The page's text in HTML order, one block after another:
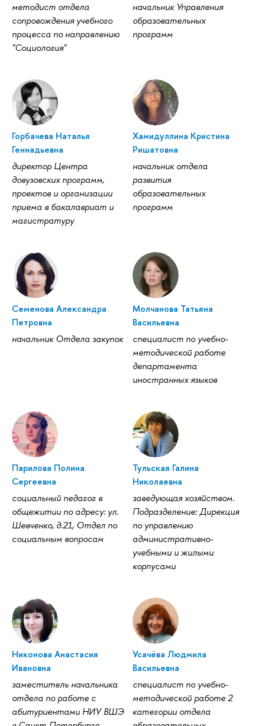
методист отдела
сопровождения учебного
процесса по направлению
"Социология"
начальник Управления
образовательных
программ
Горбачева Наталья
Геннадьевна
директор Центра
довузовских программ,
проектов и организации
приема в бакалавриат и
магистратуру
Хамидуллина Кристина
Ришатовна
начальник отдела
развития
образовательных
программ
Семенова Александра
Петровна
начальник Отдела закупок
Молчанова Татьяна
Васильевна
специалист по учебно-
методической работе
департамента
иностранных языков
Парилова Полина
Сергеевна
социальный педагог в
общежитии по адресу: ул.
Шевченко, д.21, Отдел по
социальным вопросам
Тульская Галина
Николаевна
заведующая хозяйством.
Подразделение: Дирекция
по управлению
административно-
учебными и жилыми
корпусами
Никонова Анастасия
Ивановна
заместитель начальника
отдела по работе с
абитуриентами НИУ ВШЭ
Усачёва Людмила
Васильевна
специалист по учебно-
методической работе 2
категории отдела